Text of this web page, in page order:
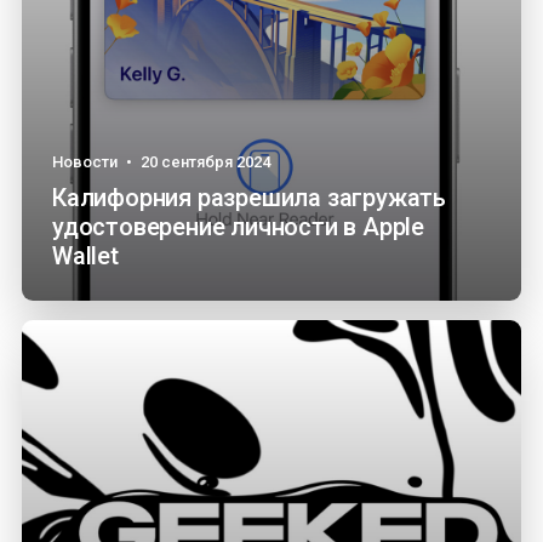
Новости • 20 сентября 2024
Калифорния разрешила загружать
удостоверение личности в Apple
Wallet